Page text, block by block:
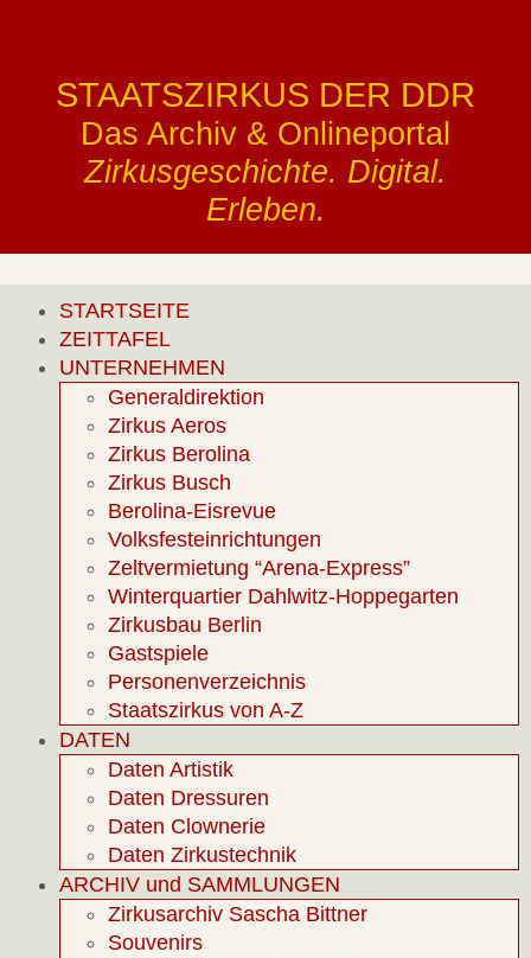
STAATSZIRKUS DER DDR
Das Archiv & Onlineportal
Zirkusgeschichte. Digital.
Erleben.
STARTSEITE
ZEITTAFEL
UNTERNEHMEN
Generaldirektion
Zirkus Aeros
Zirkus Berolina
Zirkus Busch
Berolina-Eisrevue
Volksfesteinrichtungen
Zeltvermietung “Arena-Express”
Winterquartier Dahlwitz-Hoppegarten
Zirkusbau Berlin
Gastspiele
Personenverzeichnis
Staatszirkus von A-Z
DATEN
Daten Artistik
Daten Dressuren
Daten Clownerie
Daten Zirkustechnik
ARCHIV und SAMMLUNGEN
Zirkusarchiv Sascha Bittner
Souvenirs